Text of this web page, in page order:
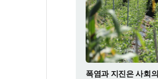
폭염과 지진은 사회